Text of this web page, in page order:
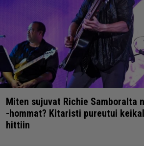
Miten sujuvat Richie Samboralta
-hommat? Kitaristi pureutui
hittiin